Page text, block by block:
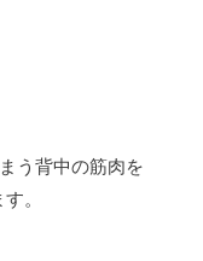
う背中の筋肉を
。